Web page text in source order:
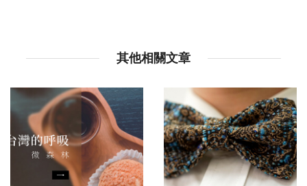
其他相關文章